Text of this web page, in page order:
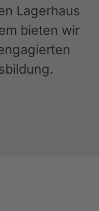
Lagerhaus
bieten wir